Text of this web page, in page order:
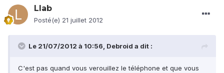
Llab
Posté(e) 21 juillet 2012
Le 21/07/2012 à 10:56, Debroid a dit :
C'est pas quand vous verouillez le téléphone et que vous